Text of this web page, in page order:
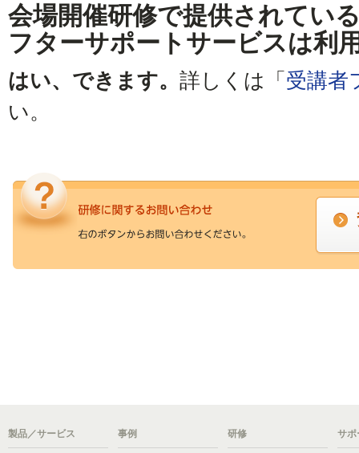
会場開催研修で提供されてい
フターサポートサービスは利
はい、できます。 詳しくは「 受講者
い。
製品／サービス 事例 研修 サポ